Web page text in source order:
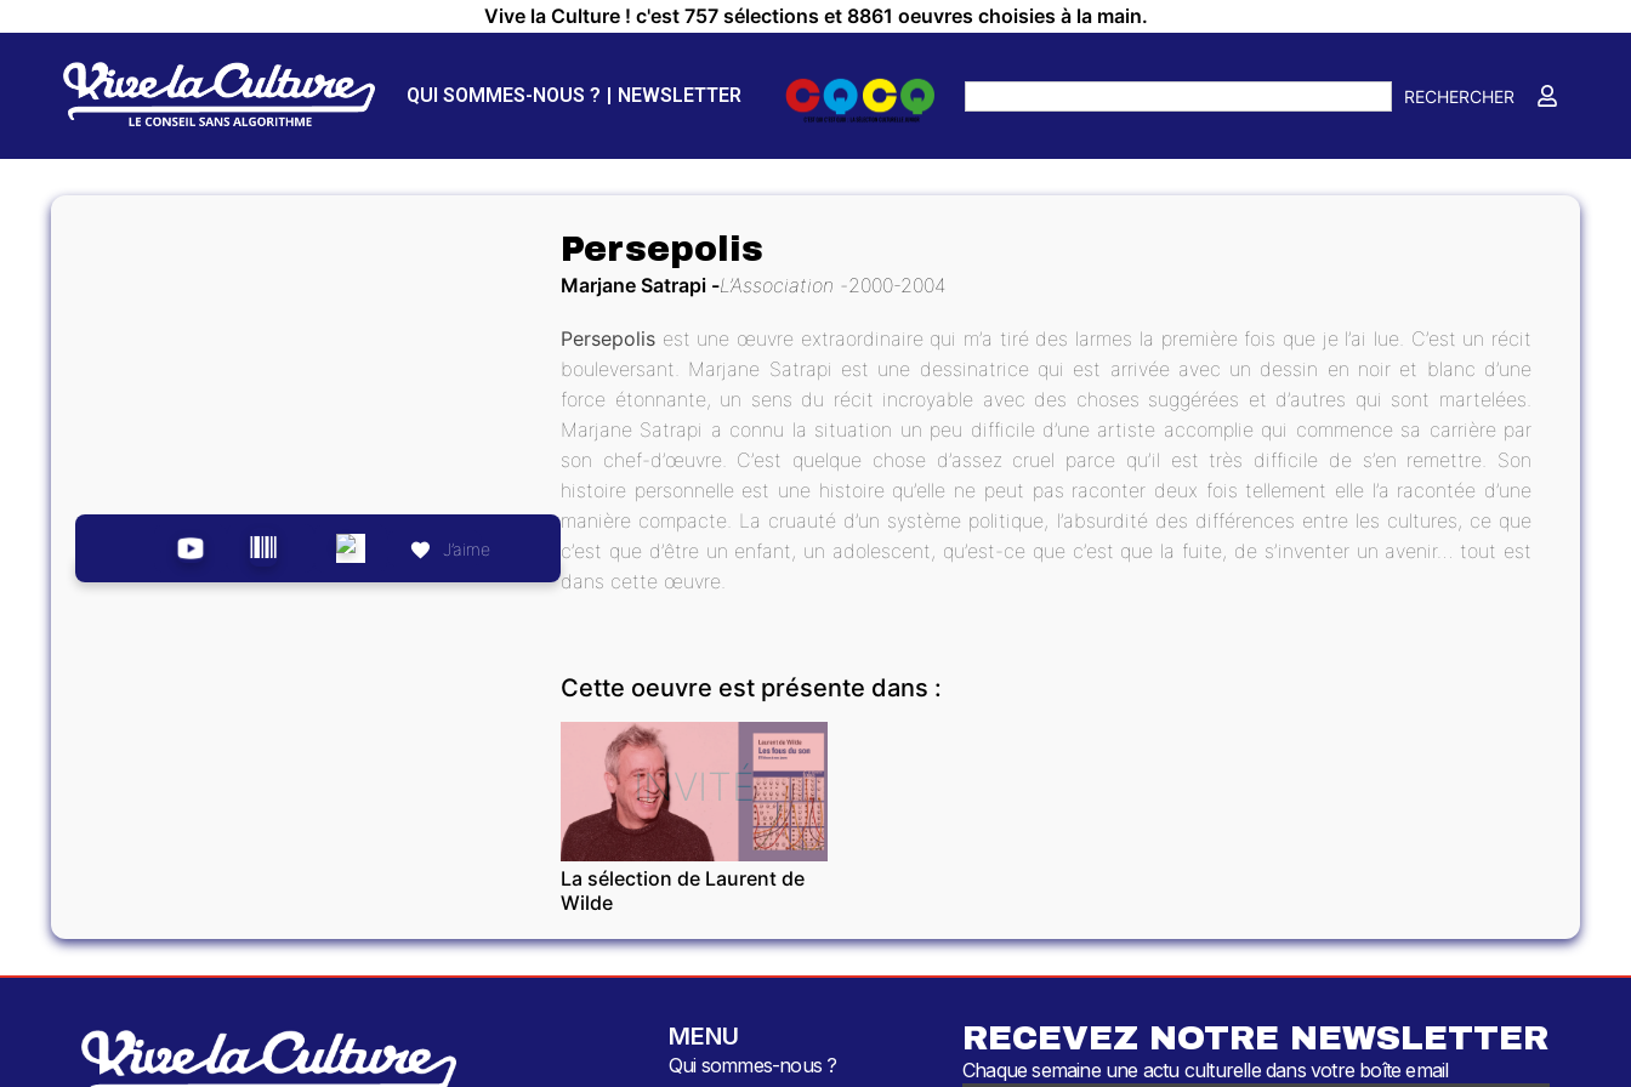
Vive la Culture ! c'est 757 sélections et 8861 oeuvres choisies à la main.
QUI SOMMES-NOUS ? NEWSLETTER RECHERCHER
J’aime
Persepolis
Marjane Satrapi L’Association 2000-2004
Persepolis est une œuvre extraordinaire qui m’a tiré des larmes la première fois que je l’ai lue. C’est un récit
bouleversant. Marjane Satrapi est une dessinatrice qui est arrivée avec un dessin en noir et blanc d’une
force étonnante, un sens du récit incroyable avec des choses suggérées et d’autres qui sont martelées.
Marjane Satrapi a connu la situation un peu difficile d’une artiste accomplie qui commence sa carrière par
son chef-d’œuvre. C’est quelque chose d’assez cruel parce qu’il est très difficile de s’en remettre. Son
histoire personnelle est une histoire qu’elle ne peut pas raconter deux fois tellement elle l’a racontée d’une
manière compacte. La cruauté d’un système politique, l’absurdité des différences entre les cultures, ce que
c’est que d’être un enfant, un adolescent, qu’est-ce que c’est que la fuite, de s’inventer un avenir… tout est
dans cette œuvre.
Cette oeuvre est présente dans :
INVITÉ
La sélection de Laurent de
Wilde
MENU
Qui sommes-nous ?
RECEVEZ NOTRE NEWSLETTER
Chaque semaine une actu culturelle dans votre boîte email